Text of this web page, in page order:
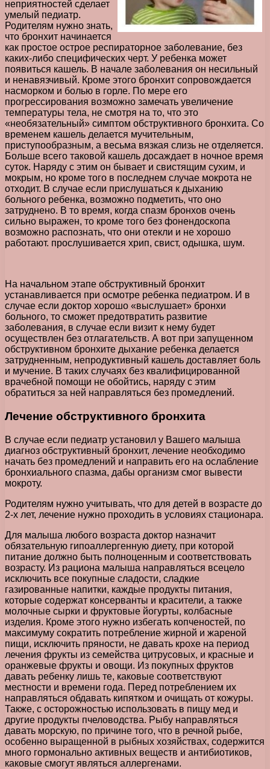
неприятностей сделает
умелый педиатр.
Родителям нужно знать,
что бронхит начинается
как простое острое респираторное заболевание, без
каких-либо специфических черт. У ребенка может
появиться кашель. В начале заболевания он несильный
и ненавязчивый. Кроме этого бронхит сопровождается
насморком и болью в горле. По мере его
прогрессирования возможно замечать увеличение
температуры тела, не смотря на то, что это
«необязательный» симптом обструктивного бронхита. Со
временем кашель делается мучительным,
приступообразным, а весьма вязкая слизь не отделяется.
Больше всего таковой кашель досаждает в ночное время
суток. Наряду с этим он бывает и свистящим сухим, и
мокрым, но кроме того в последнем случае мокрота не
отходит. В случае если прислушаться к дыханию
больного ребенка, возможно подметить, что оно
затруднено. В то время, когда спазм бронхов очень
сильно выражен, то кроме того без фонендоскопа
возможно распознать, что они отекли и не хорошо
работают. прослушивается хрип, свист, одышка, шум.
На начальном этапе обструктивный бронхит
устанавливается при осмотре ребенка педиатром. И в
случае если доктор хорошо «выслушает» бронхи
больного, то сможет предотвратить развитие
заболевания, в случае если визит к нему будет
осуществлен без отлагательств. А вот при запущенном
обструктивном бронхите дыхание ребенка делается
затрудненным, непродуктивный кашель доставляет боль
и мучение. В таких случаях без квалифицированной
врачебной помощи не обойтись, наряду с этим
обратиться за ней направляться без промедлений.
Лечение обструктивного бронхита
В случае если педиатр установил у Вашего малыша
диагноз обструктивный бронхит, лечение необходимо
начать без промедлений и направить его на ослабление
бронхиального спазма, дабы организм смог вывести
мокроту.
Родителям нужно учитывать, что для детей в возрасте до
2-х лет, лечение нужно проходить в условиях стационара.
Для малыша любого возраста доктор назначит
обязательную гипоаллергенную диету, при которой
питание должно быть полноценным и соответствовать
возрасту. Из рациона малыша направляться всецело
исключить все покупные сладости, сладкие
газированные напитки, каждые продукты питания,
которые содержат консерванты и красители, а также
молочные сырки и фруктовые йогурты, колбасные
изделия. Кроме этого нужно избегать копченостей, по
максимуму сократить потребление жирной и жареной
пищи, исключить пряности, не давать крохе на период
лечения фрукты из семейства цитрусовых, и красные и
оранжевые фрукты и овощи. Из покупных фруктов
давать ребенку лишь те, каковые соответствуют
местности и времени года. Перед потреблением их
направляться обдавать кипятком и очищать от кожуры.
Также, с осторожностью использовать в пищу мед и
другие продукты пчеловодства. Рыбу направляться
давать морскую, по причине того, что в речной рыбе,
особенно выращенной в рыбных хозяйствах, содержится
много гормонально активных веществ и антибиотиков,
каковые смогут являться аллергенами.